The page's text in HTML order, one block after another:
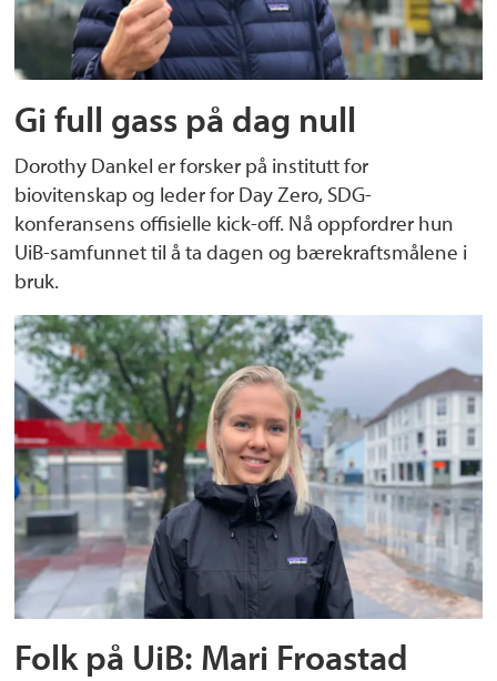
Gi full gass på dag null
Dorothy Dankel er forsker på institutt for
biovitenskap og leder for Day Zero, SDG-
konferansens offisielle kick-off. Nå oppfordrer hun
UiB-samfunnet til å ta dagen og bærekraftsmålene i
bruk.
Folk på UiB: Mari Froastad